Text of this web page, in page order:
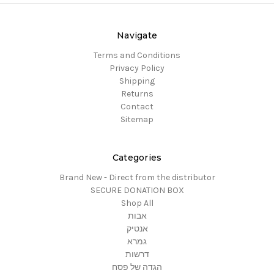
Navigate
Terms and Conditions
Privacy Policy
Shipping
Returns
Contact
Sitemap
Categories
Brand New - Direct from the distributor
SECURE DONATION BOX
Shop All
אבות
אנטיק
גמרא
דרשות
הגדה של פסח